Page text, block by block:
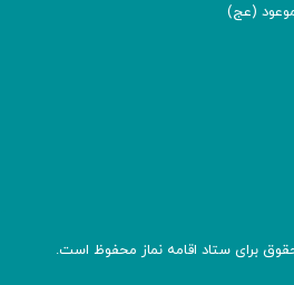
(عج)
نماز محفوظ است.